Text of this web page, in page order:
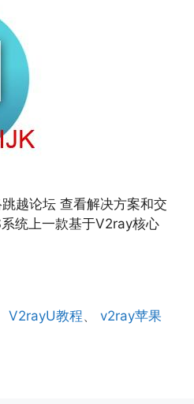
越论坛 查看解决方案和交
统上一款基于V2ray核心
V2rayU教程、v2ray苹果